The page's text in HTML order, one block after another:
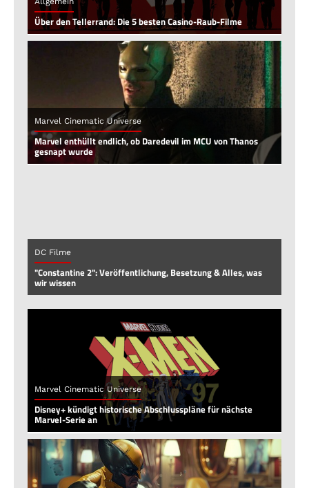
Über den Tellerrand: Die 5 besten Casino-Raub-Filme
Marvel Cinematic Universe
Marvel enthüllt endlich, ob Daredevil im MCU von Thanos
gesnapt wurde
DC Filme
"Constantine 2": Veröffentlichung, Besetzung & Alles, was
wir wissen
Marvel Cinematic Universe
Disney+ kündigt historische Abschlusspläne für nächste
Marvel-Serie an